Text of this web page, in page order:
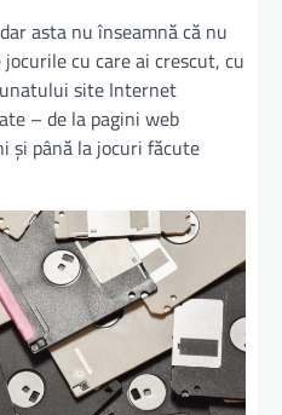
asta nu înseamnă că nu
cu care ai crescut, cu
site Internet
– de la pagini web
şi până la jocuri făcute